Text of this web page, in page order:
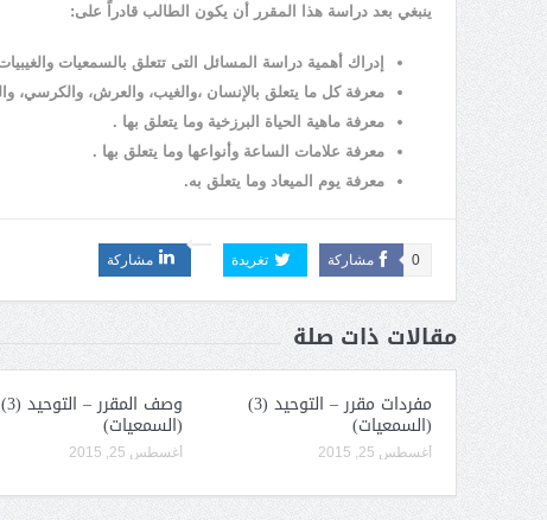
ينبغي بعد دراسة هذا المقرر أن يكون الطالب قادراً على:
إدراك أهمية دراسة المسائل التى تتعلق بالسمعيات
معرفة كل ما يتعلق بالإنسان ،والغيب، والعرش، والكرسي،
معرفة ماهية الحياة البرزخية وما يتعلق بها .
معرفة علامات الساعة وأنواعها وما يتعلق بها .
معرفة يوم الميعاد وما يتعلق به.
مشاركة 0 تغريدة مشاركة
مقالات ذات صلة
مفردات مقرر – التوحيد (3)
(السمعيات)
أغسطس 25, 2015
وصف المقرر – التوحيد (3)
(السمعيات)
أغسطس 25, 2015